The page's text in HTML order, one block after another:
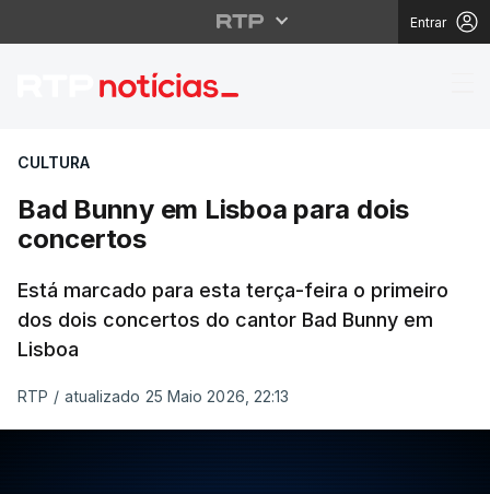
Entrar
Bad Bunny em
CULTURA
Bad Bunny em Lisboa para dois
concertos
Está marcado para esta terça-feira o primeiro
dos dois concertos do cantor Bad Bunny em
Lisboa
RTP / atualizado 25 Maio 2026, 22:13